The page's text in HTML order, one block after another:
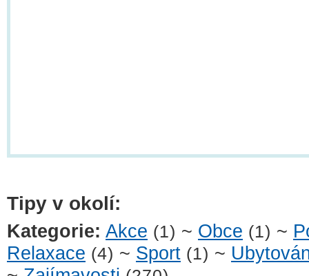
Tipy v okolí:
Kategorie: Akce (1) ~ Obce (1) ~
Relaxace (4) ~ Sport (1) ~